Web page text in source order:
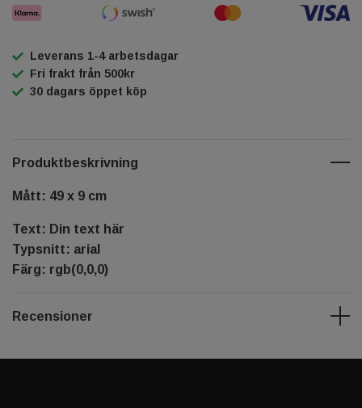
Leverans 1-4 arbetsdagar
Fri frakt från 500kr
30 dagars öppet köp
Produktbeskrivning
Mått: 49 x 9 cm
Text: Din text här
Typsnitt: arial
Färg: rgb(0,0,0)
Recensioner